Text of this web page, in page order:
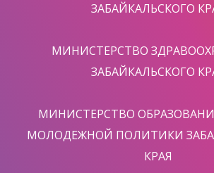
ЗАБАЙКАЛЬСКОГО
МИНИСТЕРСТВО
ЗАБАЙКАЛЬСКОГО
МИНИСТЕРСТВО
МОЛОДЕЖНОЙ ПОЛИТИКИ
КРАЯ